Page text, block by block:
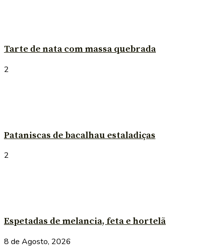
Tarte de nata com massa quebrada
2
Pataniscas de bacalhau estaladiças
2
Espetadas de melancia, feta e hortelã
8 de Agosto, 2026